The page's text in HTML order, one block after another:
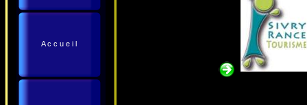
A c c u e i l